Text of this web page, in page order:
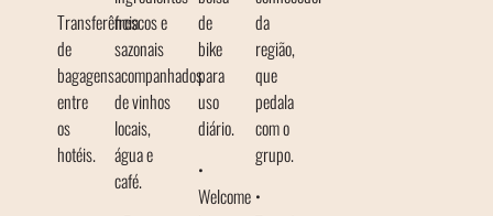
Transferência
de
bagagens
entre
os
hotéis.
frescos e
sazonais
acompanhados
de vinhos
locais,
água e
café.
de
bike
para
uso
diário.
•
Welcome
da
região,
que
pedala
com o
grupo.
•